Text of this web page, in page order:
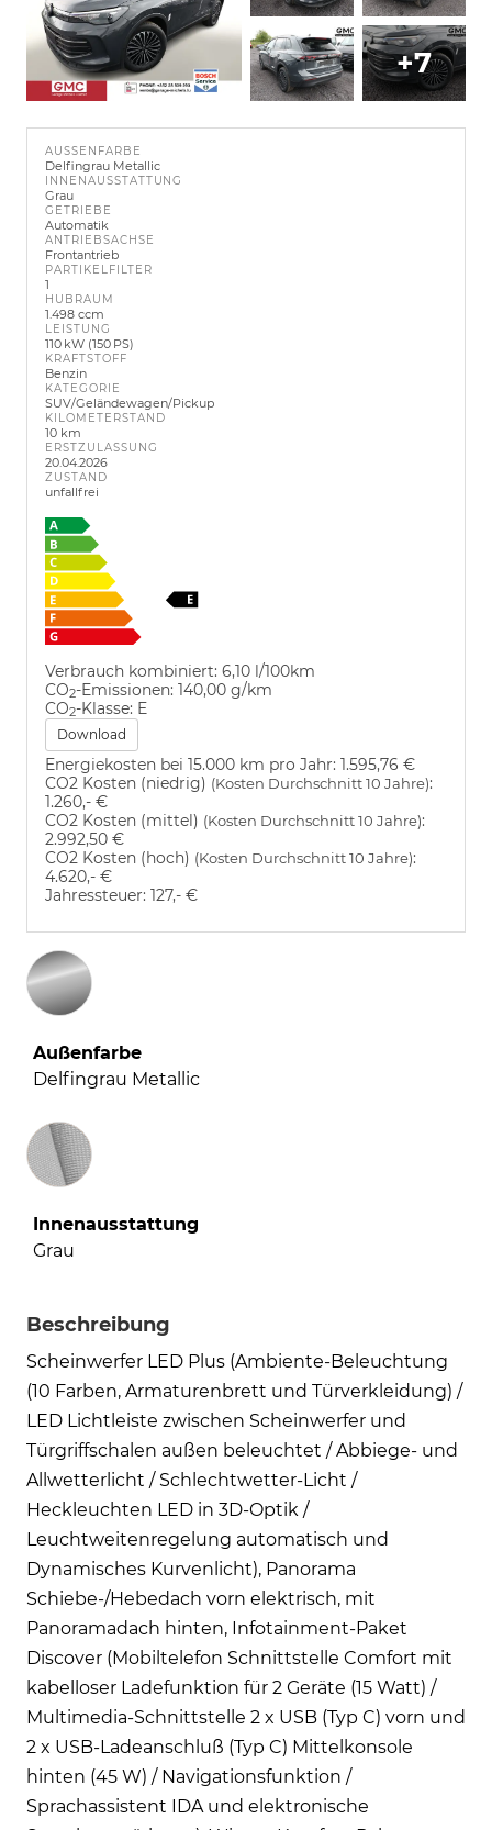
+7
AUSSENFARBE
Delfingrau Metallic
INNENAUSSTATTUNG
Grau
GETRIEBE
Automatik
ANTRIEBSACHSE
Frontantrieb
PARTIKELFILTER
1
HUBRAUM
1.498 ccm
LEISTUNG
110 kW (150 PS)
KRAFTSTOFF
Benzin
KATEGORIE
SUV/Geländewagen/Pickup
KILOMETERSTAND
10 km
ERSTZULASSUNG
20.04.2026
ZUSTAND
unfallfrei
Verbrauch kombiniert: 6,10 l/100km
CO2-Emissionen: 140,00 g/km
CO2-Klasse: E
Download
Energiekosten bei 15.000 km pro Jahr: 1.595,76 €
CO2 Kosten (niedrig) (Kosten Durchschnitt 10 Jahre):
1.260,- €
CO2 Kosten (mittel) (Kosten Durchschnitt 10 Jahre):
2.992,50 €
CO2 Kosten (hoch) (Kosten Durchschnitt 10 Jahre):
4.620,- €
Jahressteuer: 127,- €
Außenfarbe
Delfingrau Metallic
Innenausstattung
Innenausstattung
Grau
Beschreibung
Scheinwerfer LED Plus (Ambiente-Beleuchtung
(10 Farben, Armaturenbrett und Türverkleidung) /
LED Lichtleiste zwischen Scheinwerfer und
Türgriffschalen außen beleuchtet / Abbiege- und
Allwetterlicht / Schlechtwetter-Licht /
Heckleuchten LED in 3D-Optik /
Leuchtweitenregelung automatisch und
Dynamisches Kurvenlicht), Panorama
Schiebe-/Hebedach vorn elektrisch, mit
Panoramadach hinten, Infotainment-Paket
Discover (Mobiltelefon Schnittstelle Comfort mit
kabelloser Ladefunktion für 2 Geräte (15 Watt) /
Multimedia-Schnittstelle 2 x USB (Typ C) vorn und
2 x USB-Ladeanschluß (Typ C) Mittelkonsole
hinten (45 W) / Navigationsfunktion /
Sprachassistent IDA und elektronische